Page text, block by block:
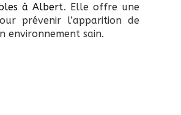
à Albert. Elle offre une
prévenir l’apparition de
environnement sain.